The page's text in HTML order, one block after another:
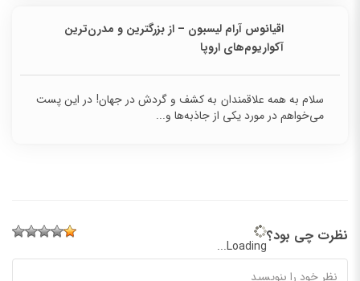
اقیانوس آرام لیسبون – از بزرگترین و مدرن‌ترین
آکواریوم‌های اروپا
سلام به همه علاقمندان به کشف و گردش در جهان! در
این پست می‌خواهم در مورد یکی از جاذبه‌ها و...
نظرت چی بود؟